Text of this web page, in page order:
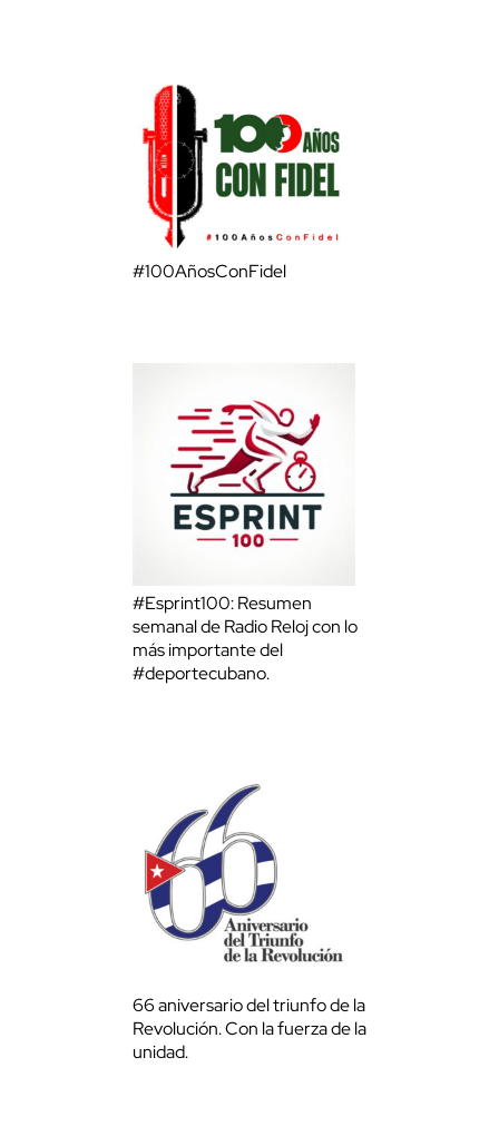
#100AñosConFidel
#Esprint100: Resumen
semanal de Radio Reloj con lo
más importante del
#deportecubano.
66 aniversario del triunfo de la
Revolución. Con la fuerza de la
unidad.